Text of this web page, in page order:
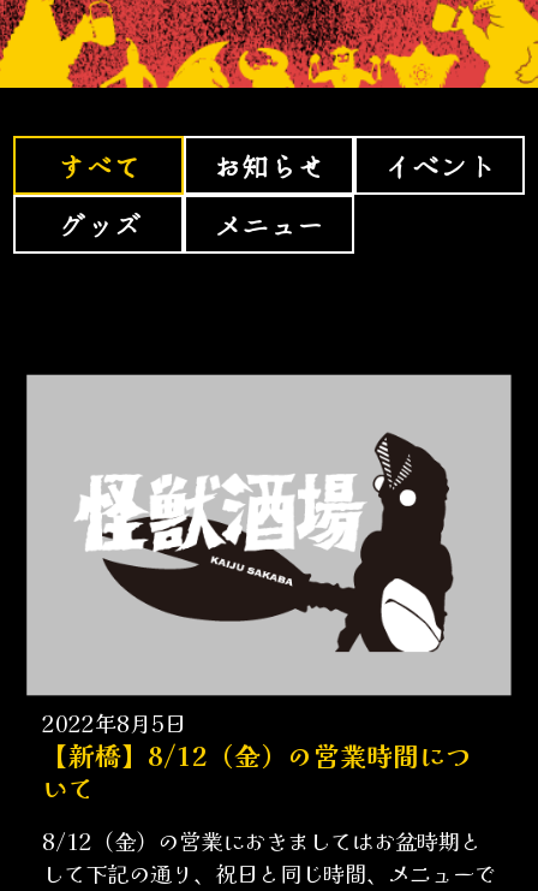
すべて お知らせ
イベント
グッズ
メニュー
2022年8月5日
【新橋】8/12（金）の営業時間につ
いて
8/12（金）の営業におきましてはお盆時期と
して下記の通り、祝日と同じ時間、メニューで